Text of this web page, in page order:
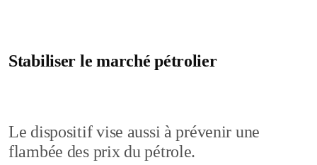
Stabiliser le marché pétrolier
Le dispositif vise aussi à prévenir une
flambée des prix du pétrole.